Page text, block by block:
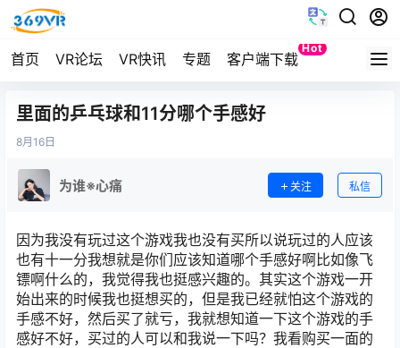
首页 VR论坛 VR快讯 专题 客户端下载
Hot
Quest
里面的乒乓球和11分哪个手感好
8月 16日
为谁※心痛 关注 私信
因为我没有玩过这个游戏我也没有买所以说玩过的人应该
也有十一分我想就是你们应该知道哪个手感好啊比如像飞
镖啊什么的，我觉得我也挺感兴趣的。其实这个游戏一开
始出来的时候我也挺想买的，但是我已经就怕这个游戏的
手感不好，然后买了就亏，我就想知道一下这个游戏的手
感好不好，买过的人可以和我说一下吗？我看购买一面的